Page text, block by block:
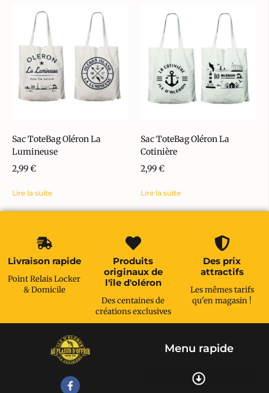
Sac ToteBag Oléron La
Lumineuse
2,99€
Lire la suite
Sac ToteBag Oléron La
Cotinière
2,99€
Lire la suite
Livraison rapide
Point Relais Locker
& Domicile
Produits
originaux de
l'île d'oléron
Des centaines de
créations exclusives
Des prix
attractifs
Les mêmes tarifs
qu'en magasin !
Menu rapide